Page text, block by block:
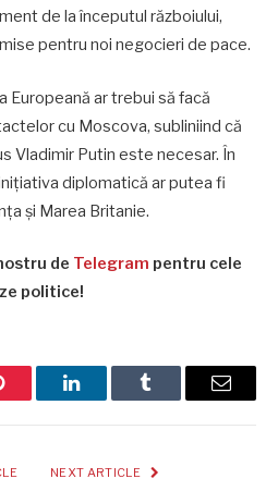
de la începutul războiului,
pentru noi negocieri de pace.
Europeană ar trebui să facă
cu Moscova, subliniind că
Vladimir Putin este necesar. În
diplomatică ar putea fi
și Marea Britanie.
de Telegram pentru cele
politice!
LinkedInTumblr Email
NEXT ARTICLE